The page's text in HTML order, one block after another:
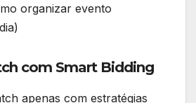
organizar evento
com Smart Bidding
apenas com estratégias